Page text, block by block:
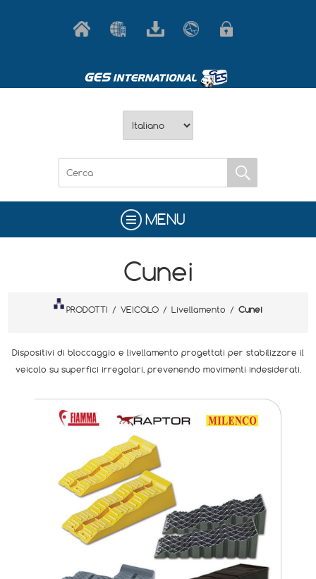
MENU
Cunei
PRODOTTI / VEICOLO / Livellamento / Cunei
Dispositivi di bloccaggio e livellamento progettati per stabilizzare il
veicolo su superfici irregolari, prevenendo movimenti indesiderati.